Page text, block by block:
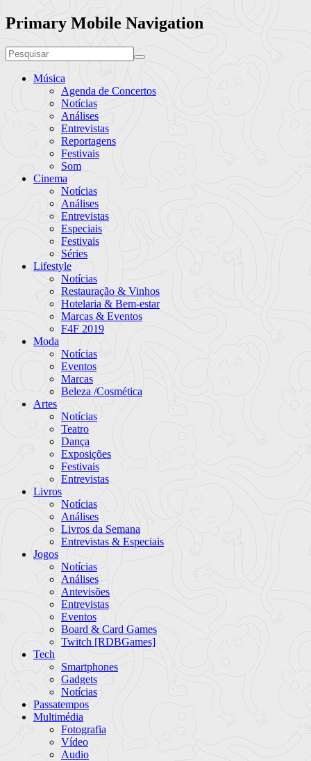
Primary Mobile Navigation
Música
Agenda de Concertos
Notícias
Análises
Entrevistas
Reportagens
Festivais
Som
Cinema
Notícias
Análises
Entrevistas
Especiais
Festivais
Séries
Lifestyle
Notícias
Restauração & Vinhos
Hotelaria & Bem-estar
Marcas & Eventos
F4F 2019
Moda
Notícias
Eventos
Marcas
Beleza /Cosmética
Artes
Notícias
Teatro
Dança
Exposições
Festivais
Entrevistas
Livros
Notícias
Análises
Livros da Semana
Entrevistas & Especiais
Jogos
Notícias
Análises
Antevisões
Entrevistas
Eventos
Board & Card Games
Twitch [RDBGames]
Tech
Smartphones
Gadgets
Notícias
Passatempos
Multimédia
Fotografia
Vídeo
Audio